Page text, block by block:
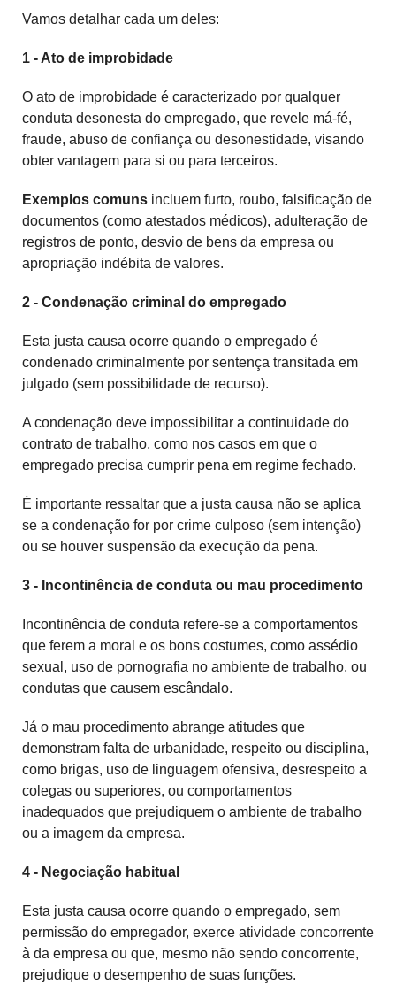
Vamos detalhar cada um deles:
1 - Ato de improbidade
O ato de improbidade é caracterizado por qualquer
conduta desonesta do empregado, que revele má-fé,
fraude, abuso de confiança ou desonestidade, visando
obter vantagem para si ou para terceiros.
Exemplos comuns incluem furto, roubo, falsificação de
documentos (como atestados médicos), adulteração de
registros de ponto, desvio de bens da empresa ou
apropriação indébita de valores.
2 - Condenação criminal do empregado
Esta justa causa ocorre quando o empregado é
condenado criminalmente por sentença transitada em
julgado (sem possibilidade de recurso).
A condenação deve impossibilitar a continuidade do
contrato de trabalho, como nos casos em que o
empregado precisa cumprir pena em regime fechado.
É importante ressaltar que a justa causa não se aplica
se a condenação for por crime culposo (sem intenção)
ou se houver suspensão da execução da pena.
3 - Incontinência de conduta ou mau procedimento
Incontinência de conduta refere-se a comportamentos
que ferem a moral e os bons costumes, como assédio
sexual, uso de pornografia no ambiente de trabalho, ou
condutas que causem escândalo.
Já o mau procedimento abrange atitudes que
demonstram falta de urbanidade, respeito ou disciplina,
como brigas, uso de linguagem ofensiva, desrespeito a
colegas ou superiores, ou comportamentos
inadequados que prejudiquem o ambiente de trabalho
ou a imagem da empresa.
4 - Negociação habitual
Esta justa causa ocorre quando o empregado, sem
permissão do empregador, exerce atividade concorrente
à da empresa ou que, mesmo não sendo concorrente,
prejudique o desempenho de suas funções.